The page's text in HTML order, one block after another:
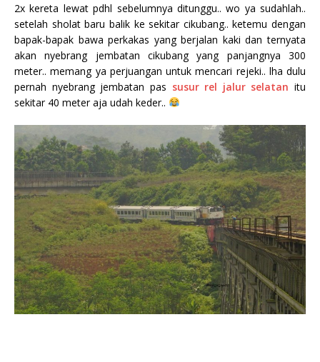
2x kereta lewat pdhl sebelumnya ditunggu.. wo ya sudahlah..
setelah sholat baru balik ke sekitar cikubang.. ketemu dengan
bapak-bapak bawa perkakas yang berjalan kaki dan ternyata
akan nyebrang jembatan cikubang yang panjangnya 300
meter.. memang ya perjuangan untuk mencari rejeki.. lha dulu
pernah nyebrang jembatan pas susur rel jalur selatan itu
sekitar 40 meter aja udah keder..